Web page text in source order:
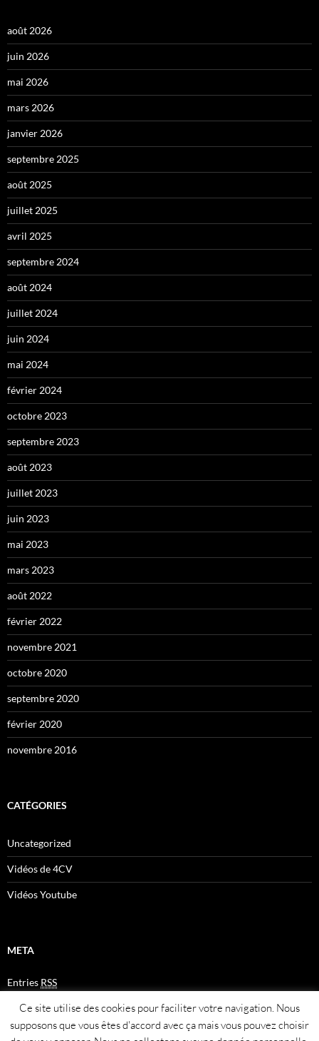
août 2026
juin 2026
mai 2026
mars 2026
janvier 2026
septembre 2025
août 2025
juillet 2025
avril 2025
septembre 2024
août 2024
juillet 2024
juin 2024
mai 2024
février 2024
octobre 2023
septembre 2023
août 2023
juillet 2023
juin 2023
mai 2023
mars 2023
août 2022
février 2022
novembre 2021
octobre 2020
septembre 2020
février 2020
novembre 2016
CATÉGORIES
Uncategorized
Vidéos de 4CV
Vidéos Youtube
META
Entries RSS
CommentsRSS
Plan du site
Ce site utilise des cookies pour faciliter votre navigation. Nous
supposons que vous êtes d'accord avec ça mais vous pouvez choisir